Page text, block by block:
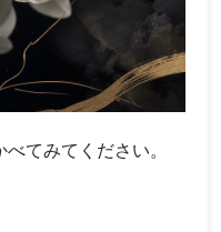
てみてください。